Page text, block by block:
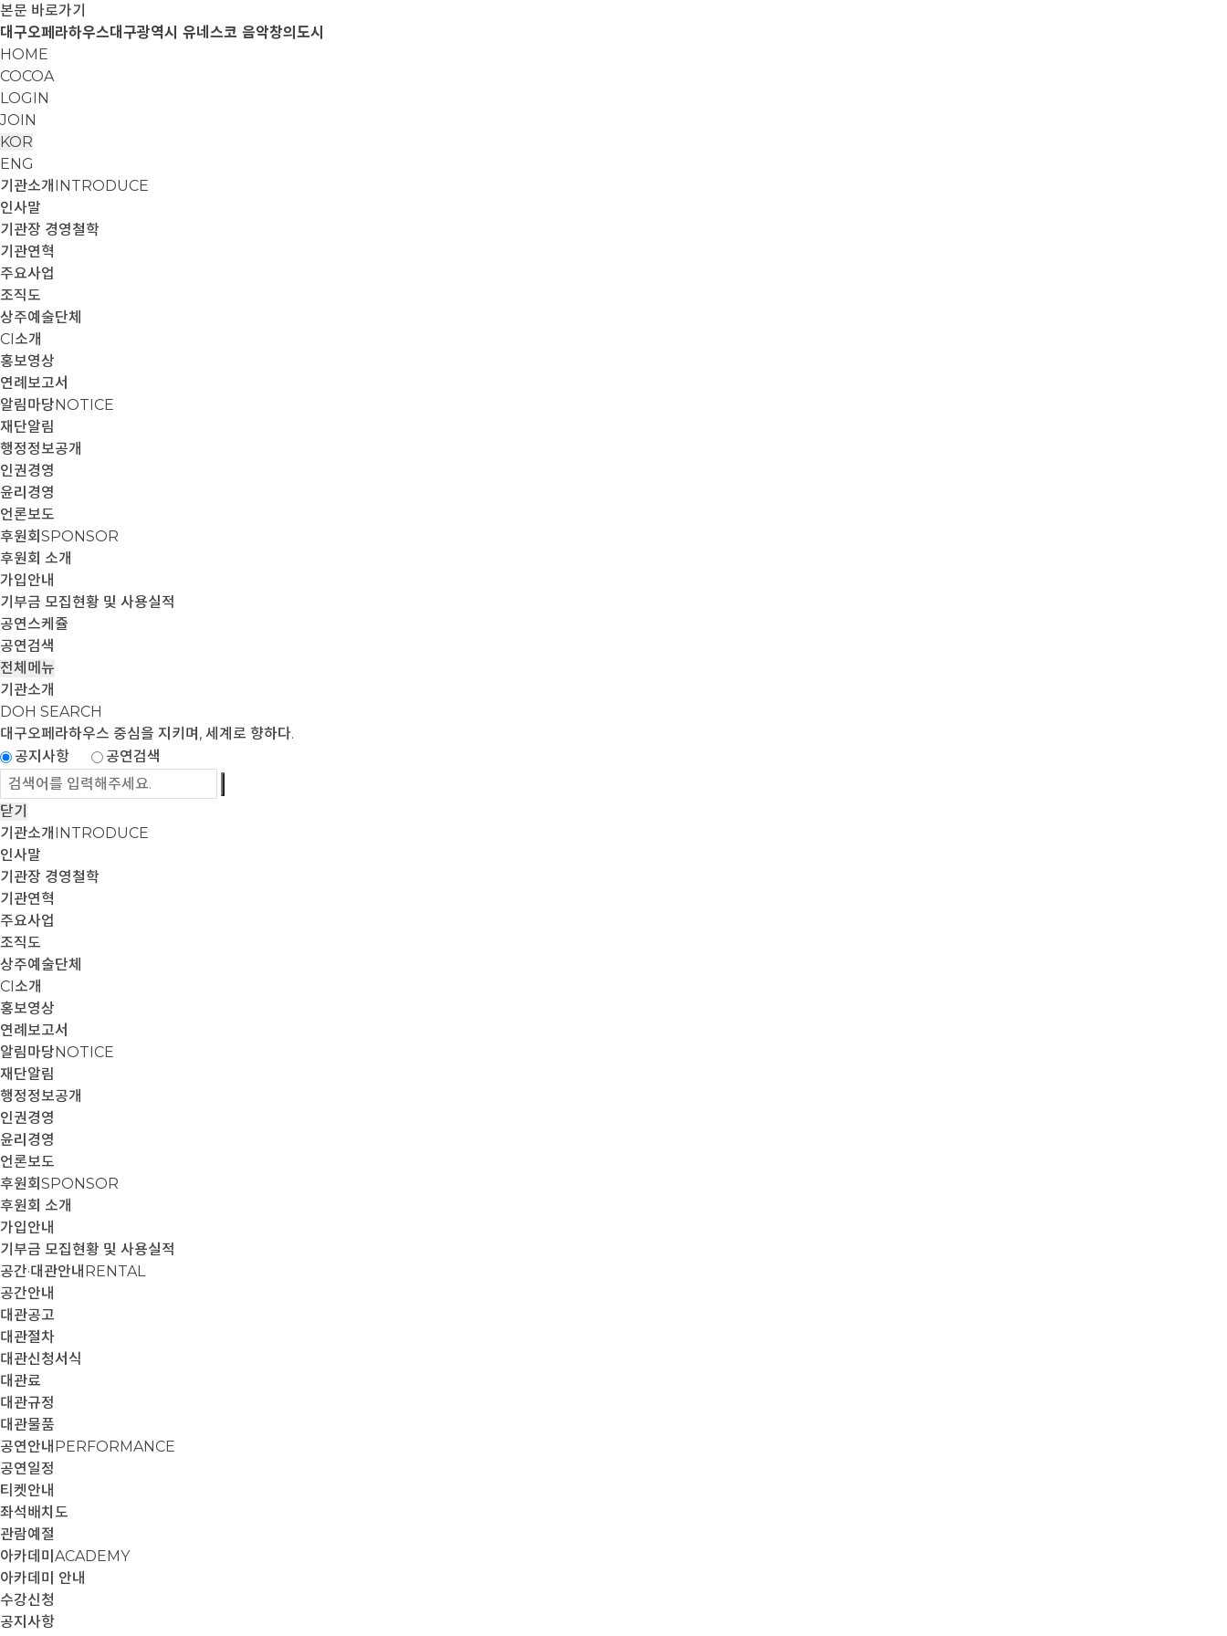
본문 바로가기
대구오페라하우스대구광역시 유네스코 음악창의도시
HOME
COCOA
LOGIN
JOIN
KOR
ENG
기관소개 INTRODUCE
인사말
기관장 경영철학
기관연혁
주요사업
조직도
상주예술단체
CI소개
홍보영상
연례보고서
알림마당NOTICE
재단알림
행정정보공개
인권경영
윤리경영
언론보도
후원회 SPONSOR
후원회 소개
가입안내
기부금 모집현황 및 사용실적
공연스케쥴
공연검색
전체메뉴
기관소개
DOH SEARCH
대구오페라하우스 중심을 지키며, 세계로 향하다.
공지사항
공연검색
닫기
기관소개 INTRODUCE
인사말
기관장 경영철학
기관연혁
주요사업
조직도
상주예술단체
CI소개
홍보영상
연례보고서
알림마당NOTICE
재단알림
행정정보공개
인권경영
윤리경영
언론보도
후원회 SPONSOR
후원회 소개
가입안내
기부금 모집현황 및 사용실적
공간·대관안내 RENTAL
공간안내
대관공고
대관절차
대관신청서식
대관료
대관규정
대관물품
공연안내 PERFORMANCE
공연일정
티켓안내
좌석배치도
관람예절
아카데미 ACADEMY
아카데미 안내
수강신청
공지사항